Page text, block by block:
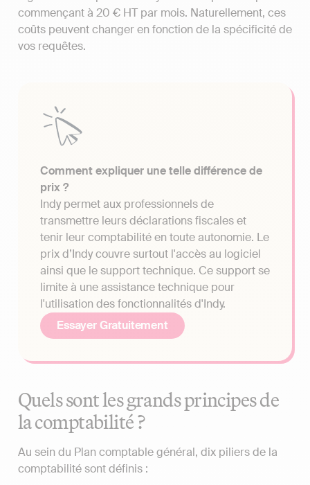
commençant à 20 € HT par mois. Naturellement, ces
coûts peuvent changer en fonction de la spécificité de
vos requêtes.
Comment expliquer une telle différence de
prix ?
Indy permet aux professionnels de
transmettre leurs déclarations fiscales et
tenir leur comptabilité en toute autonomie. Le
prix d’Indy couvre surtout l'accès au logiciel
ainsi que le support technique. Ce support se
limite à une assistance technique pour
l'utilisation des fonctionnalités d'Indy.
Essayer Gratuitement
Quels sont les grands principes de
la comptabilité ?
Au sein du Plan comptable général, dix piliers de la
comptabilité sont définis :